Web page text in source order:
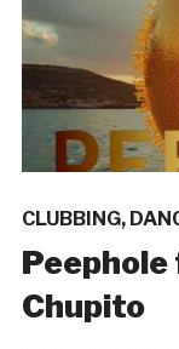
CLUBBING,
Peephole
Chupito